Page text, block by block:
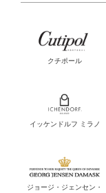
クチポール
イッケンドルフ ミラノ
ジョージ・ジェンセン・